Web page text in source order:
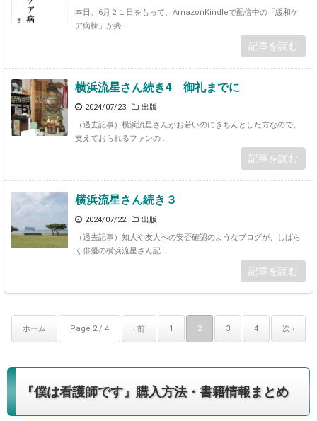
本日、6月２１日をもって、AmazonKindleで配信中の「緩和ケ
ア病棟」が終 ...
記事を読む
横浜流星さん続き4 御礼までに
2024/07/23
出版
（過去記事）横浜流星さんがお若いのにきちんとした方なので、
支えておられるファンの ...
記事を読む
横浜流星さん続き３
2024/07/22
出版
（過去記事）知人や友人への安否確認のようなブログが、しばら
く俳優の横浜流星さん記 ...
記事を読む
ホーム Page 2 / 4 ‹ 前 1 2 3 4 次 ›
『僕は看護師です』購入方法・書籍情報まとめ